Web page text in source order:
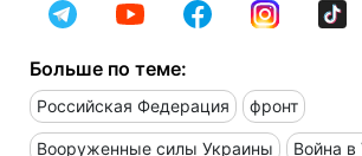
Больше по теме:
Российская Федерация фронт
Вооруженные силы Украины Война в